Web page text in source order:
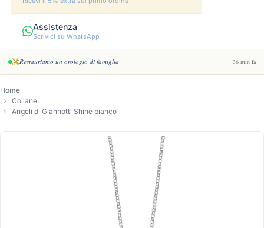
Assistenza
Scrivici su WhatsApp
Restauriamo un orologio di famiglia 36 min fa
Home
Collane
Angeli di Giannotti Shine bianco